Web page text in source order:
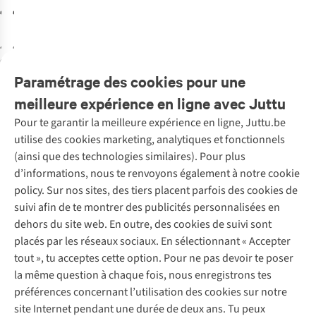
€95,00
4
couleurs
disponibles
%
€95,00
4
%
%
Paramétrage des cookies pour une
meilleure expérience en ligne avec Juttu
Pour te garantir la meilleure expérience en ligne, Juttu.be
utilise des cookies marketing, analytiques et fonctionnels
(ainsi que des technologies similaires). Pour plus
d’informations, nous te renvoyons également à notre cookie
policy. Sur nos sites, des tiers placent parfois des cookies de
suivi afin de te montrer des publicités personnalisées en
dehors du site web. En outre, des cookies de suivi sont
placés par les réseaux sociaux. En sélectionnant « Accepter
tout », tu acceptes cette option. Pour ne pas devoir te poser
la même question à chaque fois, nous enregistrons tes
préférences concernant l’utilisation des cookies sur notre
site Internet pendant une durée de deux ans. Tu peux
Service client
Questions fréquentes
Commander
Payer
10 % réduction étudiants
Klarna : post-paiement
Livraison
Retourner
Rétractation d'une commande
Garantie
Nos services
Vintage - ReJUsed
Atelier de couture
Personal shopping
Boîte à vêtements
Événements / ateliers
Juttu
Qui sommes-nous ?
Juttu Friends
Inspiration
Travailler chez Juttu
Abonne-toi à la newsletter
Suivez-nous